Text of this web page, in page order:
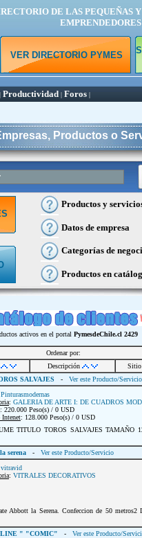
DE LAS PEQUEÑAS
VER DIRECTORIO PYMES
| Productividad | Foros |
Productos o
Productos y
Datos de empresa
Categorías de
Productos en
activos en el portal PymesdeChile.cl 2429
Ordenar por:
Descripción Sitio
SALVAJES
- Ver este Producto/Servicio
Pinturasmodernas
: GALERIA DE ARTE I: DE CUADROS
: 220.000 Peso(s) / 0 USD
Intenet: 128.000 Peso(s) / 0 USD
TITULO TOROS SALVAJES TAMAÑO
serena
- Ver este Producto/Servicio
vitravid
: VITRALES DECORATIVOS
Abbott la Serena. Confeccion de 50 metros2
" "COMIC"
- Ver este Producto/